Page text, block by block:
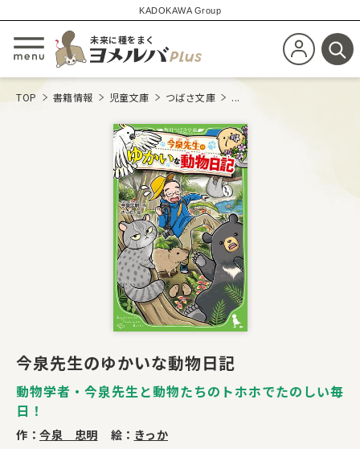
KADOKAWA Group
メニューを開閉する
未来に種をまく
新規会員登
検
TOP 書籍情報 児童文庫 つばさ文庫 ...
今泉先生のゆかいな動物日記
動物学者・今泉先生と動物たちのトホホでたのしい毎
日！
作： 今泉 忠明 絵： きっか